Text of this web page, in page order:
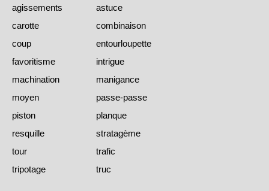
agissements
astuce
carotte
combinaison
coup
entourloupette
favoritisme
intrigue
machination
manigance
moyen
passe-passe
piston
planque
resquille
stratagème
tour
trafic
tripotage
truc